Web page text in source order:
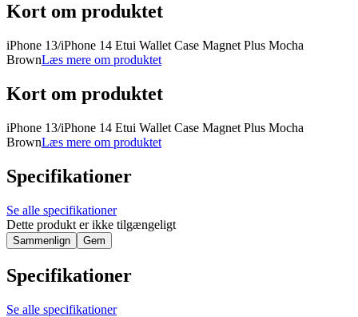
Kort om produktet
iPhone 13/iPhone 14 Etui Wallet Case Magnet Plus Mocha
BrownLæs mere om produktet
Kort om produktet
iPhone 13/iPhone 14 Etui Wallet Case Magnet Plus Mocha
BrownLæs mere om produktet
Specifikationer
Se alle specifikationer
Dette produkt er ikke tilgængeligt
Sammenlign Gem
Specifikationer
Se alle specifikationer